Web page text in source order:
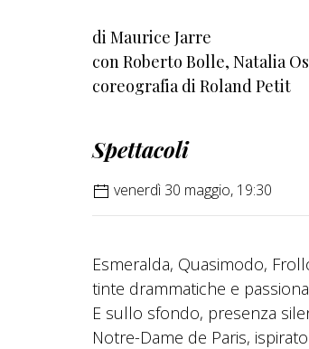
di Maurice Jarre
con Roberto Bolle, Natalia
coreografia di Roland Petit
Spettacoli
venerdì 30 maggio, 19:30
Esmeralda, Quasimodo,
tinte drammatiche e
E sullo sfondo, presenza
Notre-Dame de Paris,